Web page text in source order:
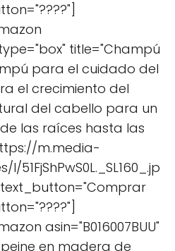
title="Champú
para el cuidado del
el crecimiento del
del cabello para un
las raíces hasta las
m.media-
text_button="Comprar
asin="B016007BUU"
en madera de